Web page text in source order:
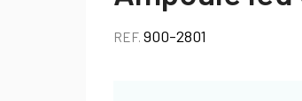
REF.900-2801